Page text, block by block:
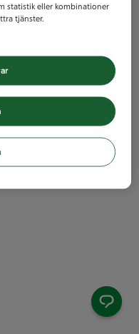
statistik eller kombinationer
tjänster.